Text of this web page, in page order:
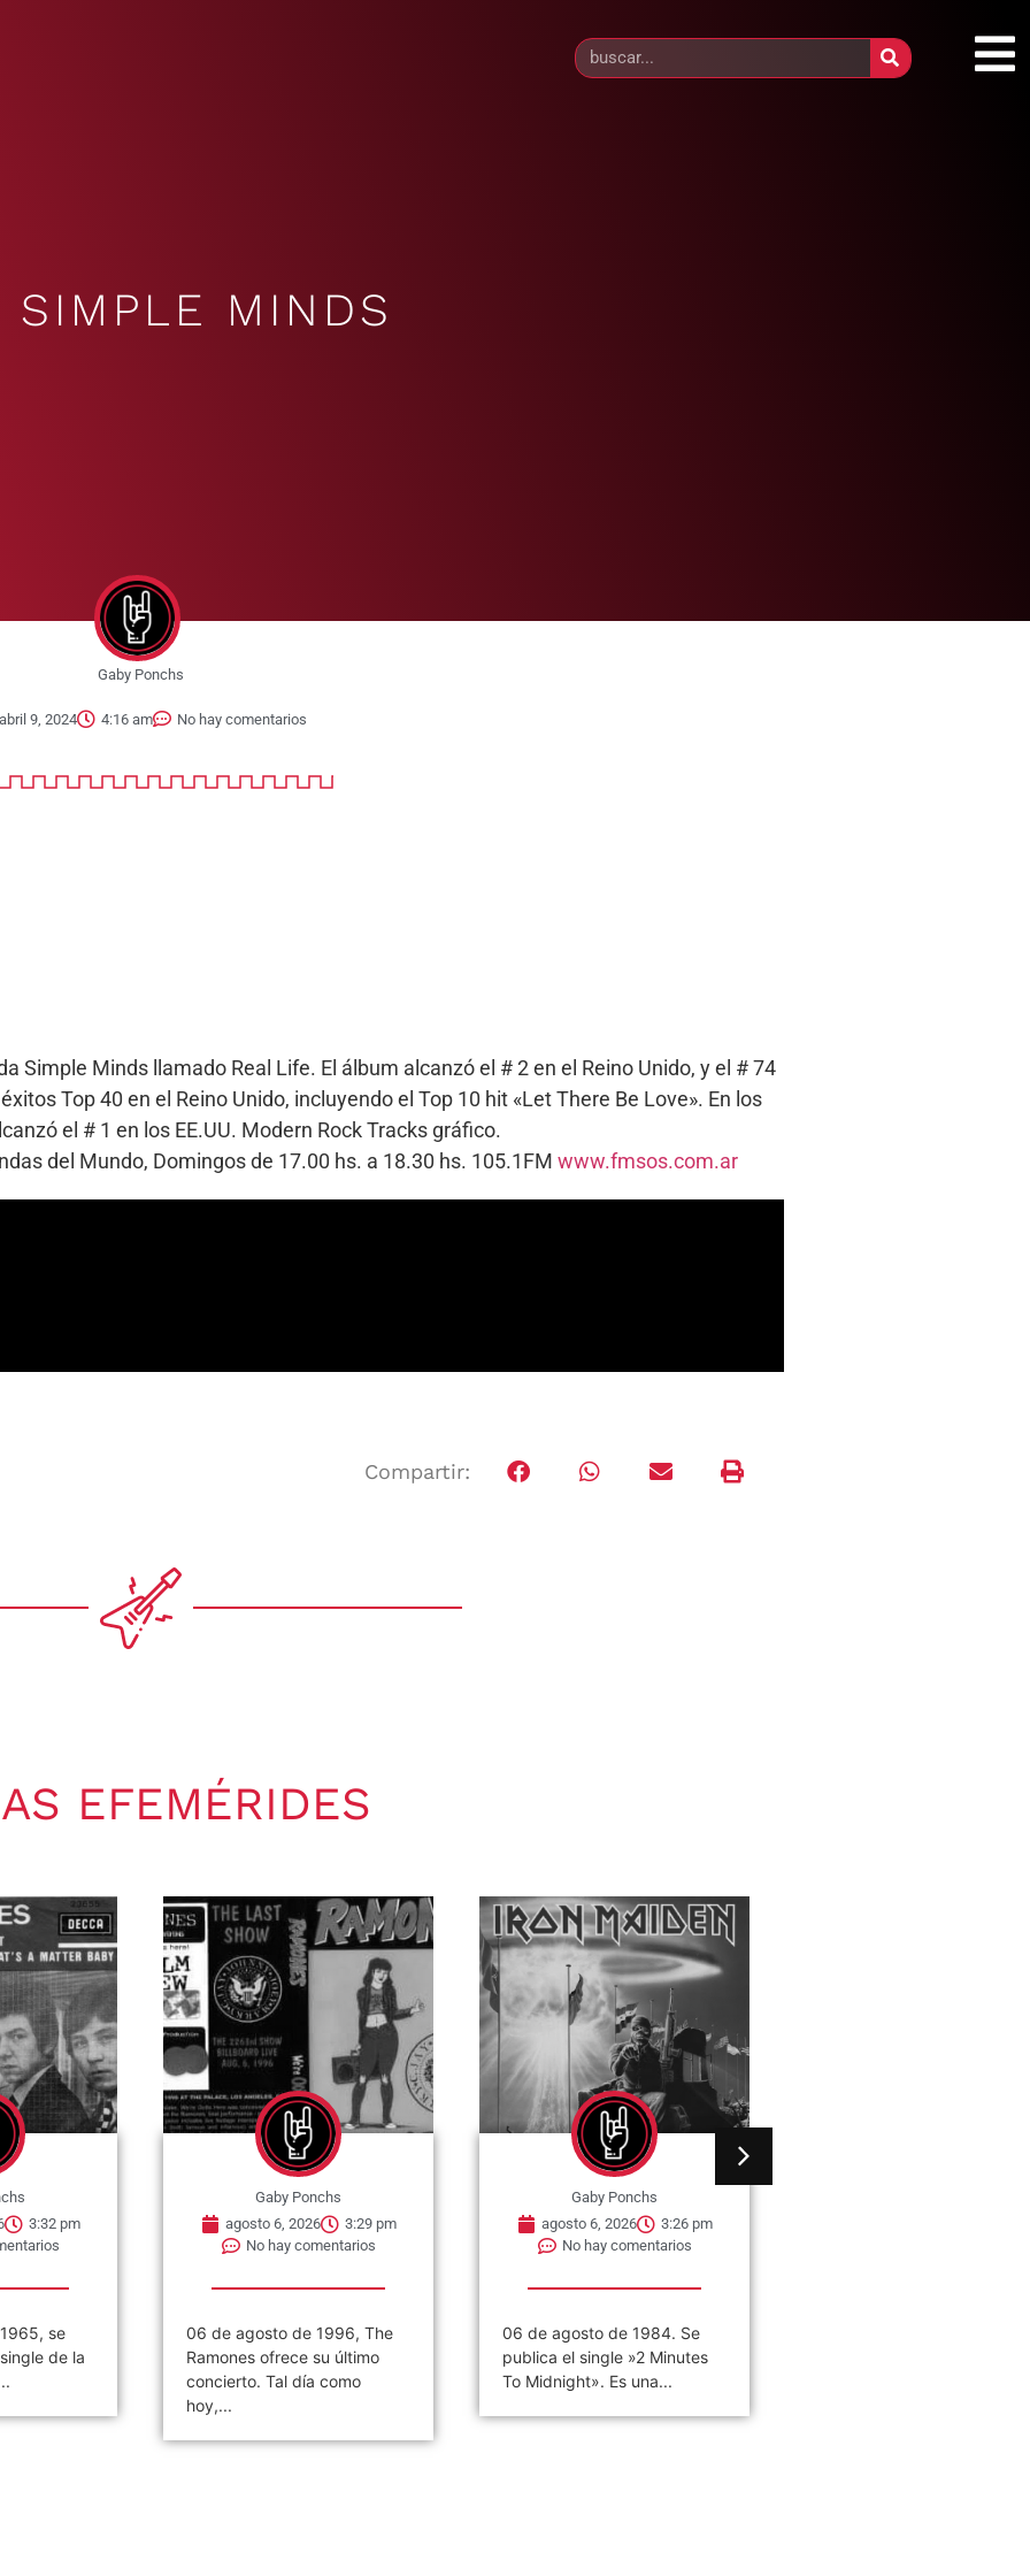
SIMPLE MINDS
Gaby Ponchs
9, 2024 4:16 am No hay comentarios
Simple Minds llamado Real Life. El álbum alcanzó el # 2 en el Reino Unido, y el # 74
Top 40 en el Reino Unido, incluyendo el Top 10 hit «Let There Be Love». En los
el # 1 en los EE.UU. Modern Rock Tracks gráfico.
del Mundo, Domingos de 17.00 hs. a 18.30 hs. 105.1FM www.fmsos.com.ar
Compartir:
EFEMÉRIDES
3:29 pm
The
último
Gaby Ponchs
agosto 6, 2026
3:26 pm
No hay comentarios
06 de agosto de 1984. Se
publica el single »2 Minutes
To Midnight». Es una...
Gaby Ponchs
agosto 6, 2026
3:22 pm
No hay comentarios
«VIVO COSQUÍN ROCK»
(PAPPO) 06 De Agosto del
2021 Disco en vivo póstumo